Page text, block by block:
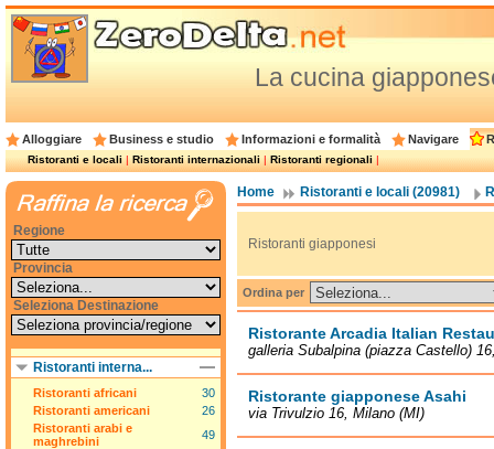
La cucina
Alloggiare Business e studio Informazioni e formalità Navigare
Ristoranti e locali|Ristoranti internazionali|Ristoranti regionali|
Home Ristoranti e locali (20981)
Ristoranti giapponesi
Ordina per
Ristorante Arcadia Italian
galleria Subalpina (piazza Castello)
Ristorante giapponese Asahi
via Trivulzio 16, Milano (MI)
Regione
Provincia
Seleziona Destinazione
Ristoranti interna...
Ristoranti africani
30
Ristoranti americani
26
Ristoranti arabi e
maghrebini
49